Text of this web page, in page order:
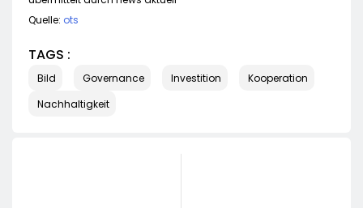
Quelle: ots
TAGS :
Bild Governance Investition
Kooperation
Nachhaltigkeit